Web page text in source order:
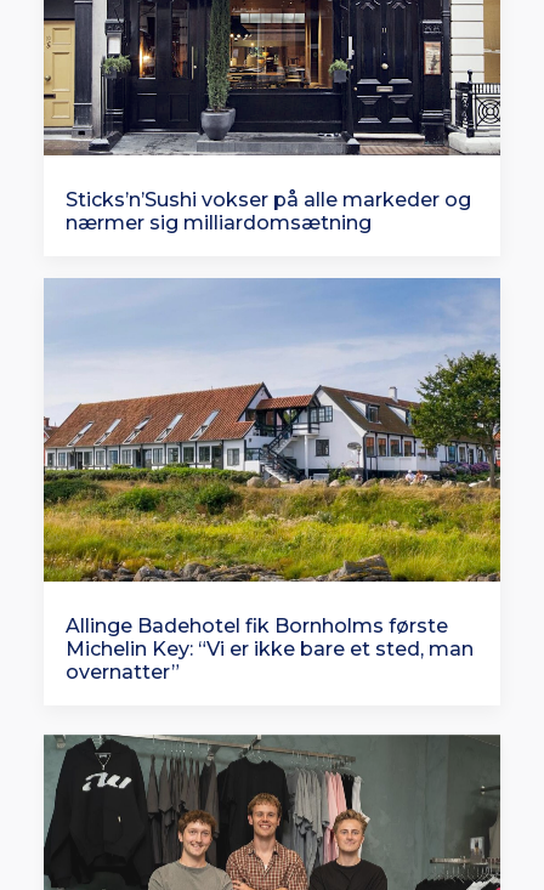
Sticks’n’Sushi vokser på alle markeder og
nærmer sig milliardomsætning
Allinge Badehotel fik Bornholms første
Michelin Key: “Vi er ikke bare et sted, man
overnatter”